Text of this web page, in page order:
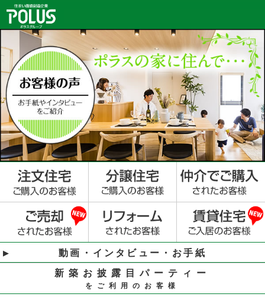
動画・インタビュー・お手紙
新築お披露目パーティー
をご利用のお客様